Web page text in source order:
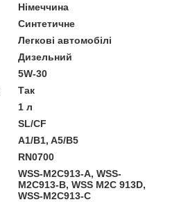
Німеччина
Синтетичне
Легкові автомобілі
Дизельний
5W-30
Так
1 л
SL/CF
A1/B1, A5/B5
RN0700
WSS-M2C913-A, WSS-
M2C913-B, WSS M2C 913D,
WSS-M2C913-C